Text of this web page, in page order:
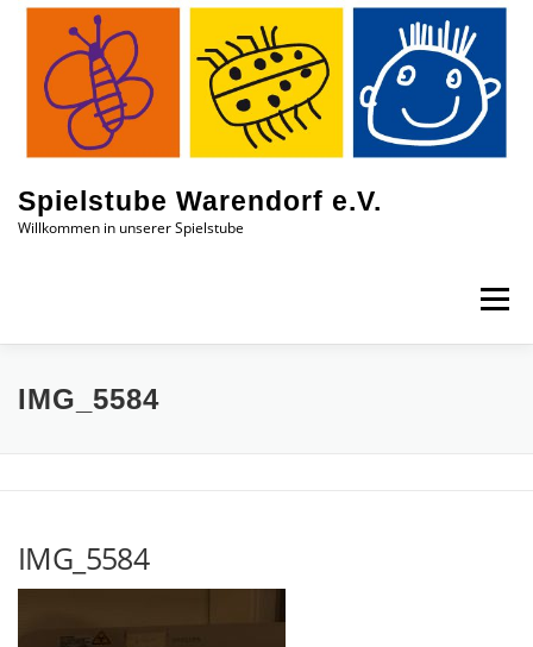
Zum
springen
Spielstube Warendorf e.V.
Willkommen in unserer Spielstube
Menü
DAS SIND WIR
IMG_5584
IMG_5584